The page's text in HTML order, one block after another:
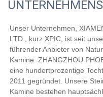
Unser Unternehmen,
LTD., kurz XPIC, ist seit
führender Anbieter von
Kamine. ZHANGZHOU
eine hundertprozentige
2011 gegründet. Unsere
Kamine bestehen